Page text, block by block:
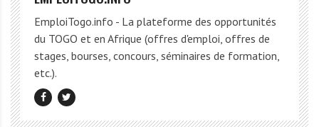
EmploiTogo.info - La plateforme des opportunités
du TOGO et en Afrique (offres d'emploi, offres de
stages, bourses, concours, séminaires de formation,
etc.).